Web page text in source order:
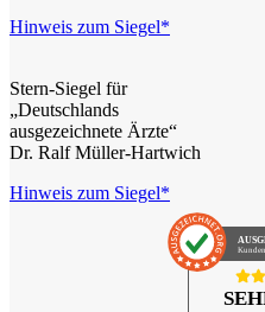
Hinweis zum Siegel*
Stern-Siegel für
„Deutschlands
ausgezeichnete Ärzte“
Dr. Ralf Müller-Hartwich
Hinweis zum Siegel*